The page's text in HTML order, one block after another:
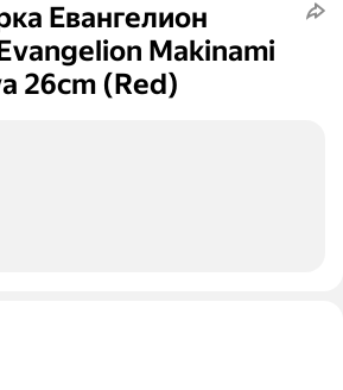
Евангелион
Makinami
26cm (Red)